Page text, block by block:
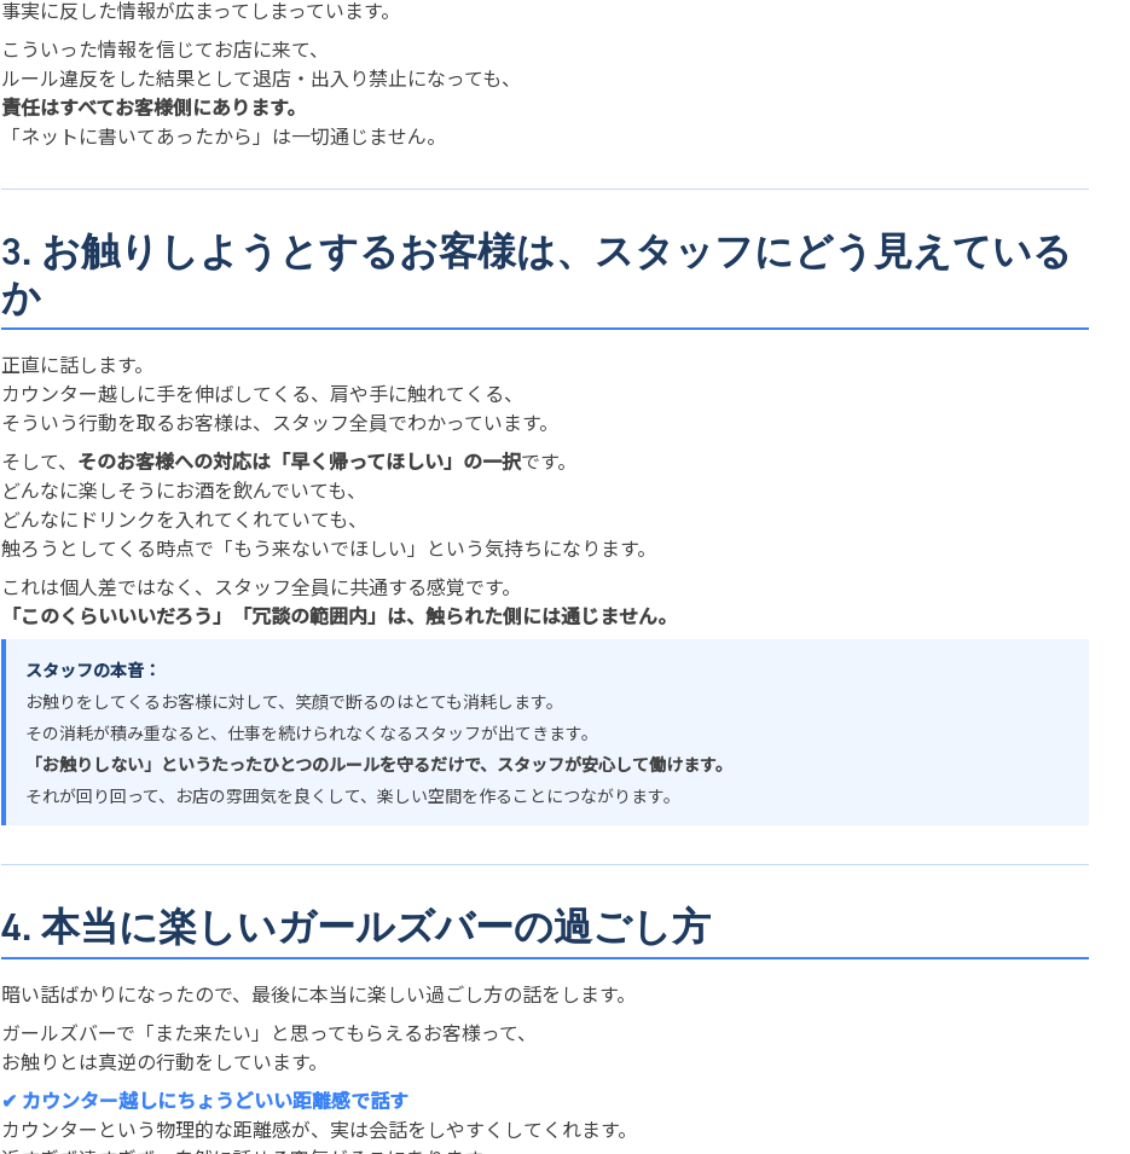
事実に反した情報が広まってしまっています。
こういった情報を信じてお店に来て、
ルール違反をした結果として退店・出入り禁止になっても、
責任はすべてお客様側にあります。
「ネットに書いてあったから」は一切通じません。
3. お触りしようとするお客様は、スタッフにどう見えている
か
正直に話します。
カウンター越しに手を伸ばしてくる、肩や手に触れてくる、
そういう行動を取るお客様は、スタッフ全員でわかっています。
そして、 そのお客様への対応は「早く帰ってほしい」の一択です。
どんなに楽しそうにお酒を飲んでいても、
どんなにドリンクを入れてくれていても、
触ろうとしてくる時点で「もう来ないでほしい」という気持ちになります。
これは個人差ではなく、スタッフ全員に共通する感覚です。
「このくらいいいだろう」「冗談の範囲内」は、触られた側には通じません。
スタッフの本音：
お触りをしてくるお客様に対して、笑顔で断るのはとても消耗します。
その消耗が積み重なると、仕事を続けられなくなるスタッフが出てきます。
「お触りしない」というたったひとつのルールを守るだけで、スタッフが安心して働けます。
それが回り回って、お店の雰囲気を良くして、楽しい空間を作ることにつながります。
4. 本当に楽しいガールズバーの過ごし方
暗い話ばかりになったので、最後に本当に楽しい過ごし方の話をします。
ガールズバーで「また来たい」と思ってもらえるお客様って、
お触りとは真逆の行動をしています。
✔ カウンター越しにちょうどいい距離感で話す
カウンターという物理的な距離感が、実は会話をしやすくしてくれます。